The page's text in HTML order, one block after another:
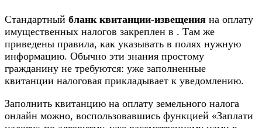
Стандартный бланк квитанции-извещения на оплату
имущественных налогов закреплен в . Там же
приведены правила, как указывать в полях нужную
информацию. Обычно эти знания простому
гражданину не требуются: уже заполненные
квитанции налоговая прикладывает к уведомлению.
Заполнить квитанцию на оплату земельного налога
онлайн можно, воспользовавшись функцией «Заплати